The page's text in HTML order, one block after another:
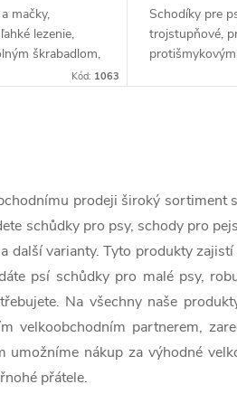
mačky,
lezenie,
škrabadlom,
Kód: 1063
Schodíky pre
trojstupňové,
celkové
prodeji široký sortiment
schůdky pro psy, schody pro
další varianty. Tyto produkty
psí schůdky pro malé psy,
Na všechny naše
velkoobchodním partnerem,
umožníme nákup za výhodné
přátele.